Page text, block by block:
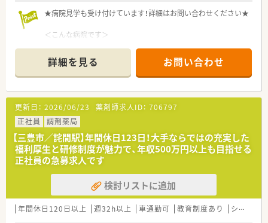
務においてIT機器による効率化を図っています。
ネスマナーを学びます。
■お薬の専門的な知識だけでなく、接遇やコーチング研修を取り
入れています。
■薬局内勉強会や、各店舗で新薬についての情報を製薬会社の担
当者を招いて勉強会を行います。
■中堅社員や幹部社員向けに、リーダー研修やマネージメント研
修も行われています。
■福利厚生として、契約保養所の利用が可能です。
■会社都合によりアパートを借りた場合、住宅手当が支給されま
す（上限有り）
＜こんな方にもオススメ＞
■地元の薬局で働きたい方
■午前のみシフトご希望の方
■調剤設備のしっかりしている薬局をお探しの方
などお気軽にお問い合わせくださいませ！
★病院見学も受け付けています！詳細はお問い合わせください★
＜こんな病院です＞
病院です。マイカー通勤も可能です。
■総病床数は100床以上のケアミックス型病院です。症状が落ち
着かれている患者さんが多いので比較的ゆっくり働けます。
■糖尿病外来・泌尿器科外来等の専門外来も診療されているほ
か、人口透析センターもございます。
■地域の医療機関との連携を図りながら、患者様本位の治療を目
指している病院です。
＜業務内容＞
■処方箋による調剤業務、服薬指導、薬剤情報の提供など
＜研修制度＞
■現場の先輩薬剤師より指導を受けて頂きます。
＜こんな方にもオススメ＞
詳細を見る お問い合わせ
更新日： 2026/06/23 薬剤師求人ID： 706797
正社員
調剤薬局
【三豊市／詫間駅】年間休日123日！大手ならではの充実した
福利厚生と研修制度が魅力で、年収500万円以上も目指せる
正社員の急募求人です
検討リストに追加
年間休日120日以上 週32h以上 車通勤可 教育制度あり シフト制